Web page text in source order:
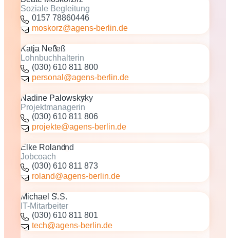
Soziale Begleitung
0157 78860446
moskorz@agens-berlin.de
Katja Neß
Lohnbuchhalterin
(030) 610 811 800
personal@agens-berlin.de
Nadine Palowsky
Projektmanagerin
(030) 610 811 806
projekte@agens-berlin.de
Elke Roland
Jobcoach
(030) 610 811 873
roland@agens-berlin.de
Michael S.
IT-Mitarbeiter
(030) 610 811 801
tech@agens-berlin.de